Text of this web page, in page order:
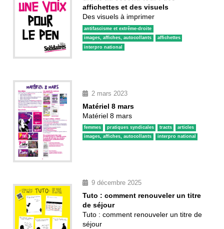
affichettes et des visuels
Des visuels à imprimer
antifascisme et extrême-droite
images, affiches, autocollants
affichettes
interpro national
2 mars 2023
Matériel 8 mars
Matériel 8 mars
femmes pratiques syndicales tracts
articles
images, affiches, autocollants
interpro national
9 décembre 2025
Tuto : comment renouveler un titre
de séjour
Tuto : comment renouveler un titre de
séjour